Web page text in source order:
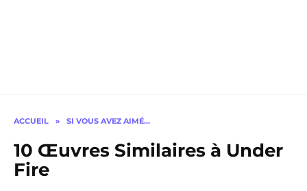
ACCUEIL » SI VOUS AVEZ AIMÉ…
10 Œuvres Similaires à Under
Fire